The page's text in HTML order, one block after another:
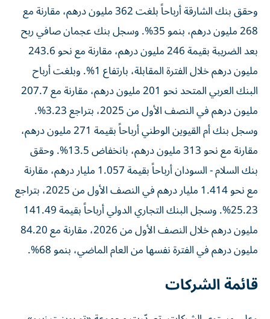
وحقق بنك الشارقة أرباحاً بلغت 362 مليون درهم، مقارنة مع
268 مليون درهم، بنمو 35%. وسجل بنك عجمان صافي ربح
بعد الضريبة بقيمة 246 مليون درهم، مقارنة مع نحو 243.6
مليون درهم خلال الفترة المقابلة، بارتفاع 1%. وبلغت أرباح
البنك العربي المتحد نحو 201 مليون درهم، مقارنة مع 207.7
مليون درهم في النصف الأول من 2025، بتراجع 3.23%.
وسجل بنك أم القيوين الوطني أرباحاً بقيمة 271 مليون درهم،
مقارنة مع نحو 313 مليون درهم، بانخفاض 13.5%. وحقق
بنك السلام - السودان أرباحاً بقيمة 1.057 مليار درهم، مقارنة
مع نحو 1.414 مليار درهم في النصف الأول من 2025، بتراجع
25.23%. وسجل البنك التجاري الدولي أرباحاً بقيمة 141.49
مليون درهم خلال النصف الأول من 2026، مقارنة مع 84.20
مليون درهم في الفترة نفسها من العام الماضي، بنمو 68%.
قائمة الشركات